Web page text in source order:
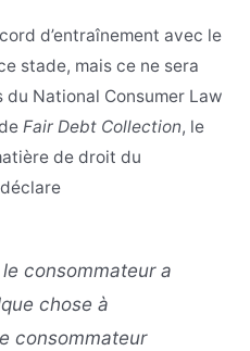
d’entraînement avec le
stade, mais ce ne sera
National Consumer Law
Fair Debt Collection, le
de droit du
consommateur a
chose à
consommateur